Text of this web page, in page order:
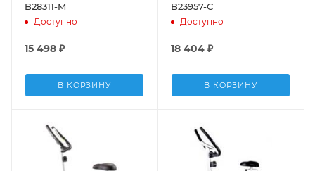
B28311-M
Доступно
15 498 ₽
В КОРЗИНУ
B23957-C
Доступно
18 404 ₽
В КОРЗИНУ